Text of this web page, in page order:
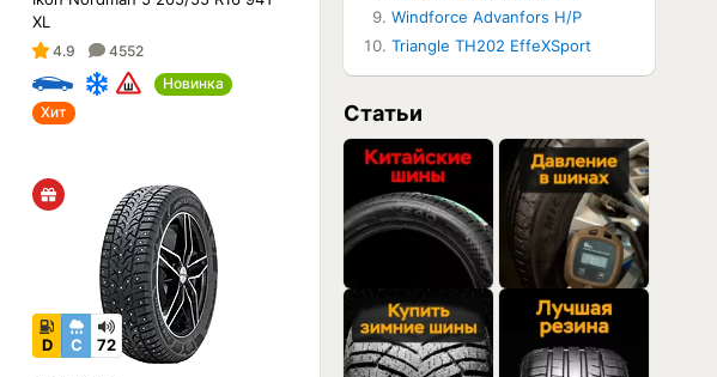
XL
4.9
4552
Новинка
Хит
D C 72
Windforce Advanfors H/P
Triangle TH202 EffeXSport
Cтатьи